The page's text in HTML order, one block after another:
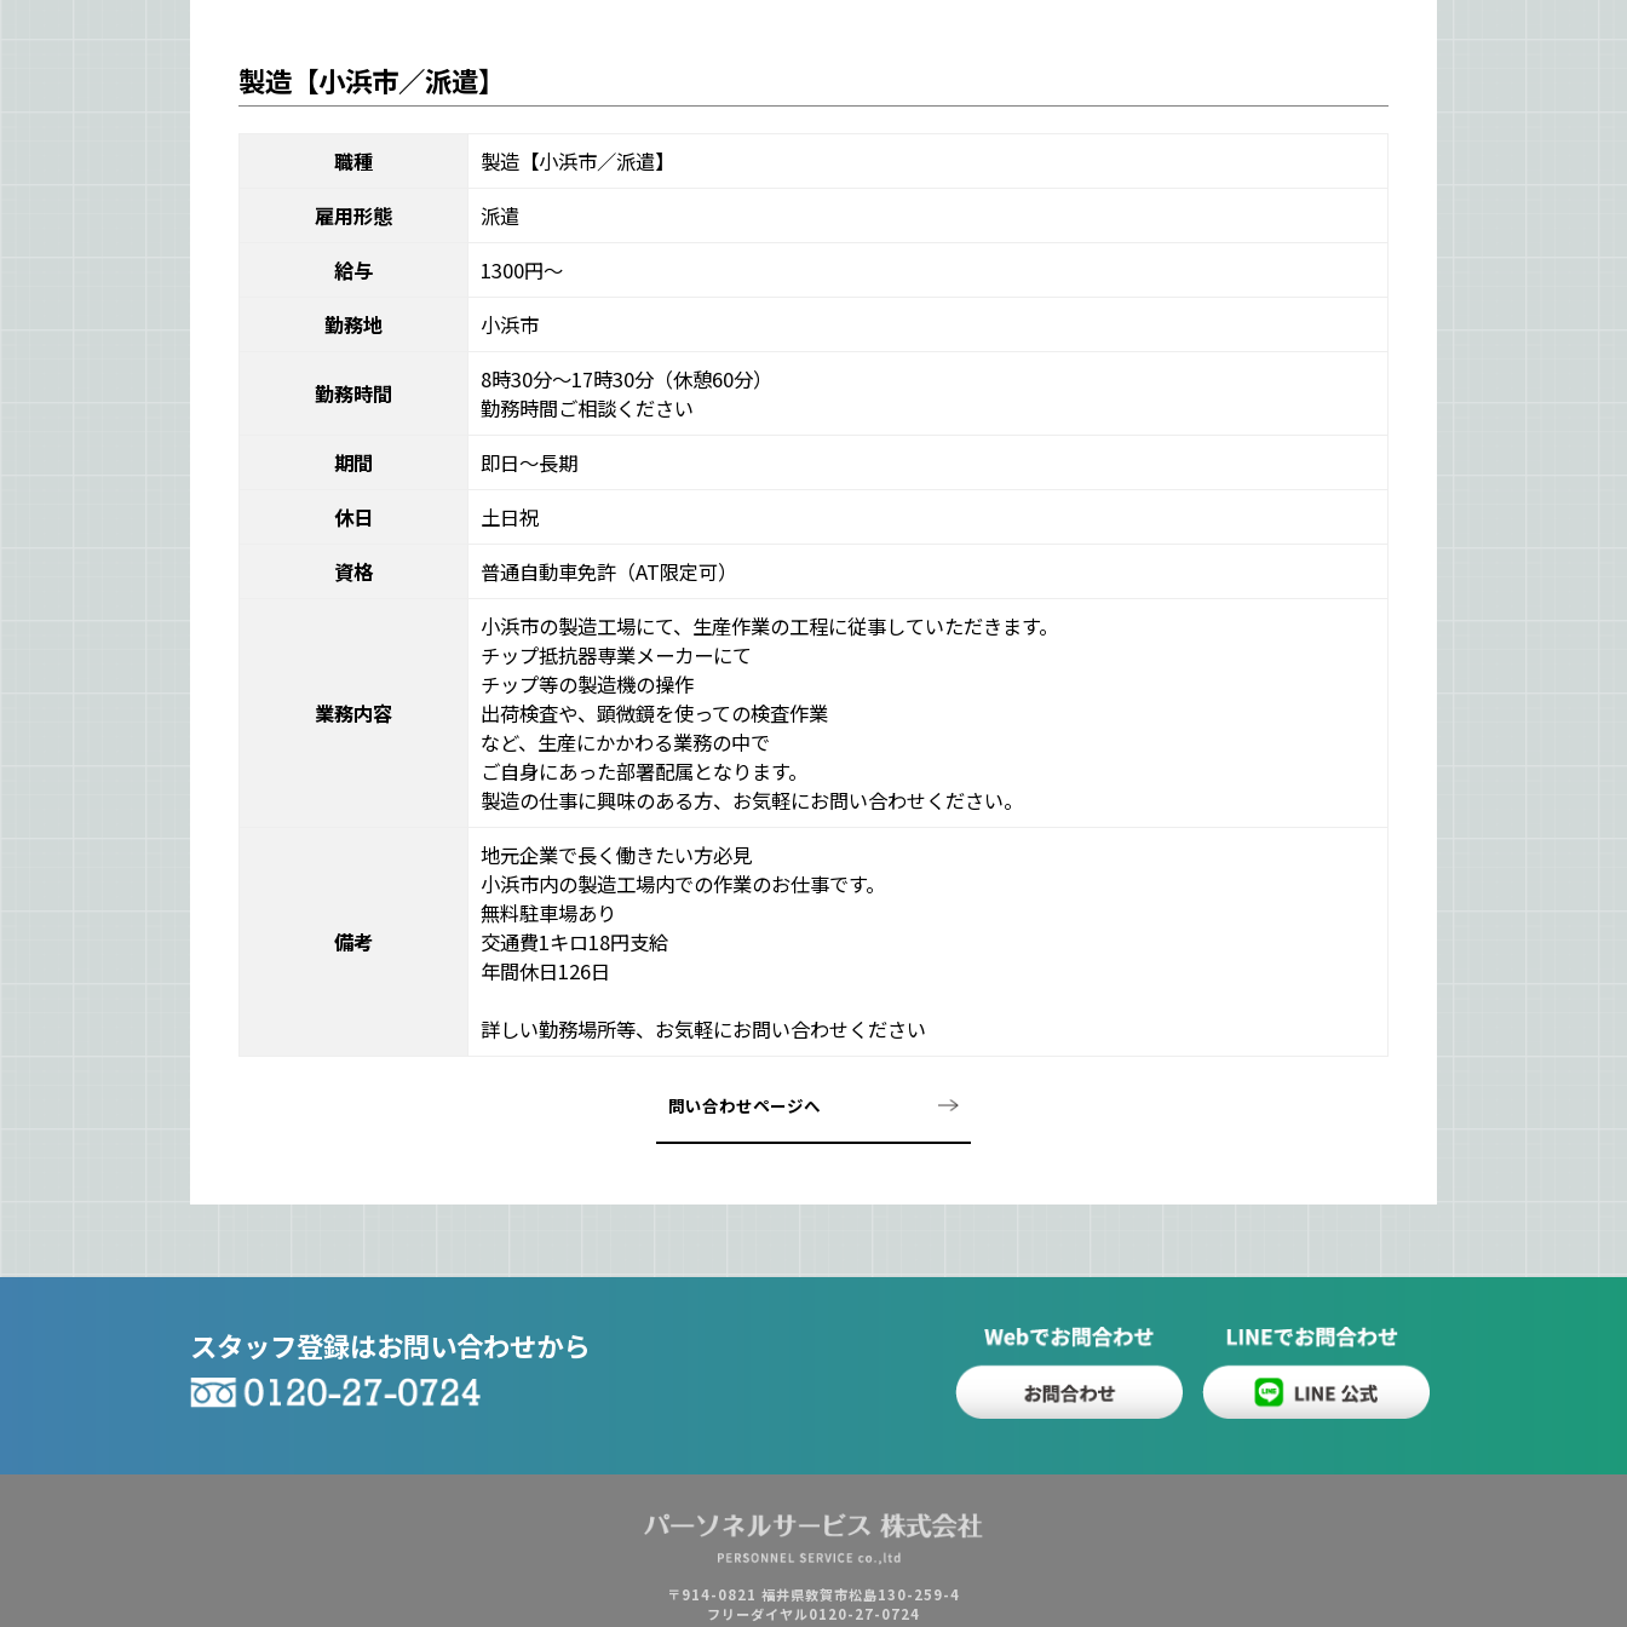
製造【小浜市／派遣】
職種
製造【小浜市／派遣】
雇用形態
派遣
給与
1300円～
勤務地
小浜市
勤務時間
8時30分～17時30分（休憩60分）
勤務時間ご相談ください
期間
即日～長期
休日
土日祝
資格
普通自動車免許（AT限定可）
業務内容
小浜市の製造工場にて、生産作業の工程に従事していただきます。
チップ抵抗器専業メーカーにて
チップ等の製造機の操作
出荷検査や、顕微鏡を使っての検査作業
など、生産にかかわる業務の中で
ご自身にあった部署配属となります。
製造の仕事に興味のある方、お気軽にお問い合わせください。
備考
地元企業で長く働きたい方必見
小浜市内の製造工場内での作業のお仕事です。
無料駐車場あり
交通費1キロ18円支給
年間休日126日
詳しい勤務場所等、お気軽にお問い合わせください
問い合わせページへ
スタッフ登録はお問い合わせから
〒914-0821 福井県敦賀市松島130-259-4
フリーダイヤル0120-27-0724